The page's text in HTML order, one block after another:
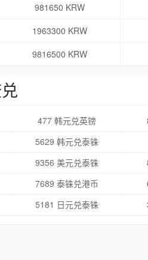
981650 KRW
1963300 KRW
9816500 KRW
477 韩元兑英镑
5629 韩元兑泰铢
9356 美元兑泰铢
7689 泰铢兑港币
5181 日元兑泰铢